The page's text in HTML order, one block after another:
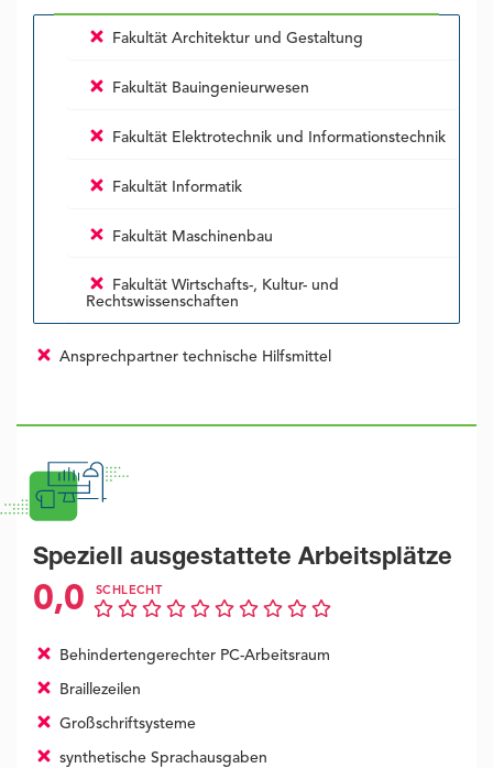
Fakultät Architektur und Gestaltung
Fakultät Bauingenieurwesen
Fakultät Elektrotechnik und Informationstechnik
Fakultät Informatik
Fakultät Maschinenbau
Fakultät Wirtschafts-, Kultur- und
Rechtswissenschaften
Ansprechpartner technische Hilfsmittel
Speziell ausgestattete Arbeitsplätze
0,0 SCHLECHT
Behindertengerechter PC-Arbeitsraum
Braillezeilen
Großschriftsysteme
synthetische Sprachausgaben